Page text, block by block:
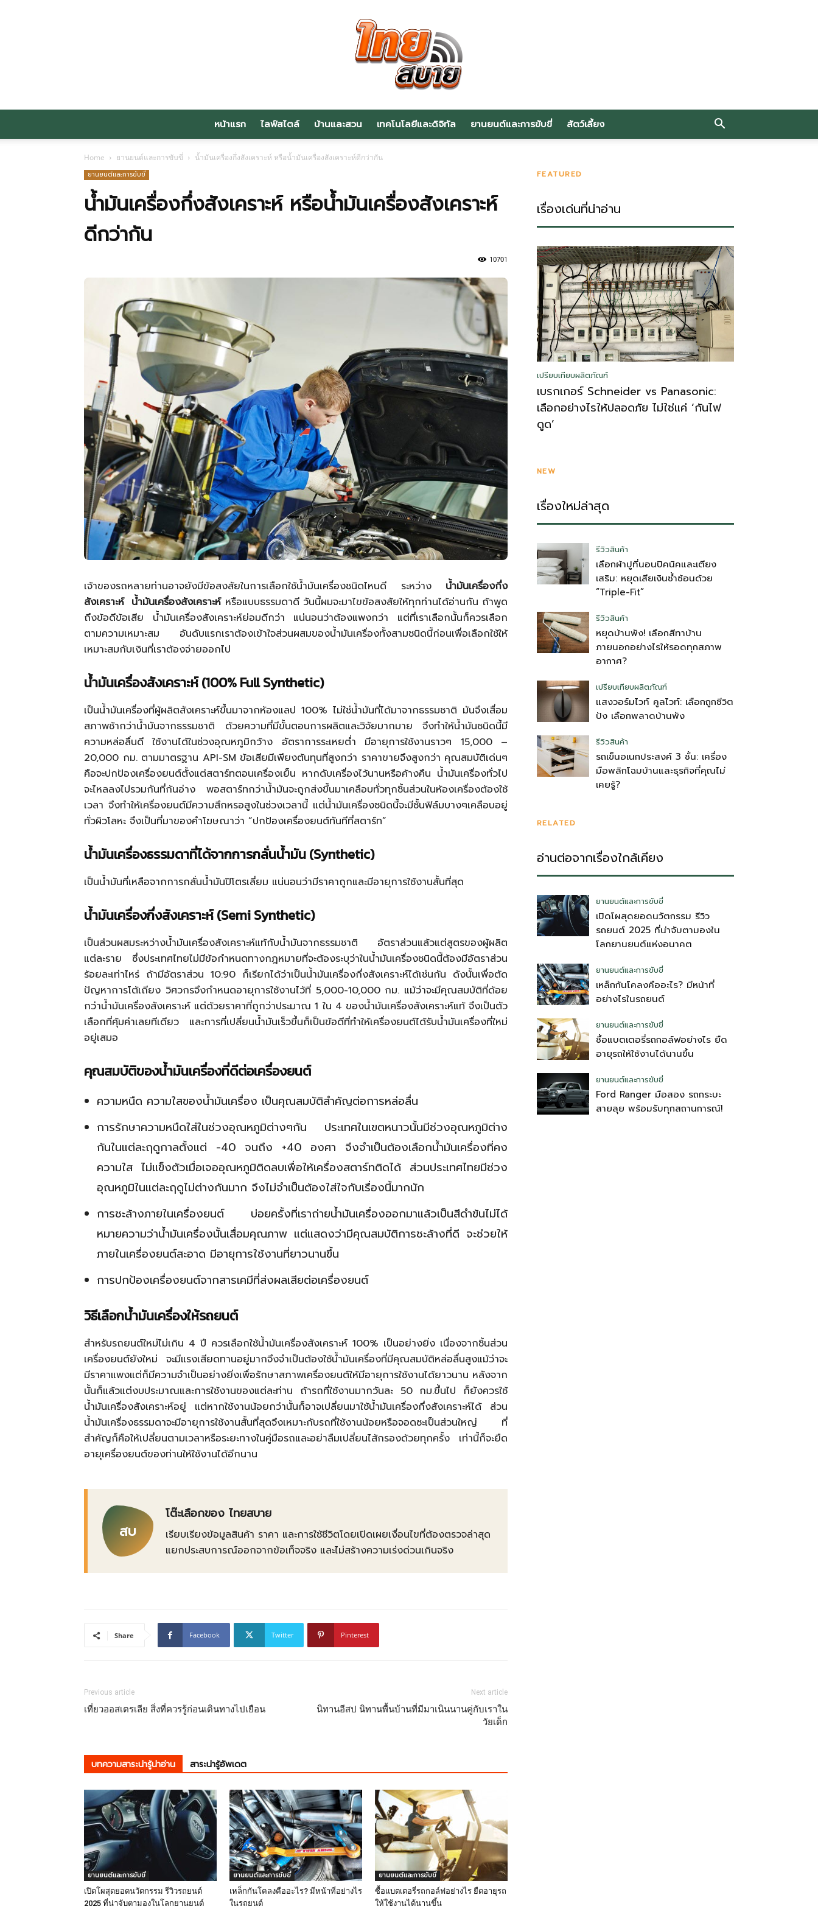
วา
ไร
ตี้
ไทย
สบาย(ดอท)คอม
หน้าแรก ไลฟ์สไตล์ บ้านและสวน เทคโนโลยีและดิจิทัล ยานยนต์และการขับขี่ สัตว์เลี้ยง
Home ยานยนต์และการขับขี่ น้ำมันเครื่องกึ่งสังเคราะห์ หรือน้ำมันเครื่องสังเคราะห์ดีกว่ากัน
ยานยนต์และการขับขี่
น้ำมันเครื่องกึ่งสังเคราะห์ หรือน้ำมันเครื่องสังเคราะห์
ดีกว่ากัน
10701
เจ้าของรถหลายท่านอาจยังมีข้อสงสัยในการเลือกใช้น้ำมันเครื่องชนิดไหนดี ระหว่าง น้ำมันเครื่องกึ่ง
สังเคราะห์ น้ำมันเครื่องสังเคราะห์หรือแบบธรรมดาดี วันนี้ผมจะมาไขข้อสงสัยให้ทุกท่านได้อ่านกัน ถ้าพูด
ถึงข้อดีข้อเสีย น้ำมันเครื่องสังเคราะห์ย่อมดีกว่า แน่นอนว่าต้องแพงกว่า แต่ที่เราเลือกนั้นก็ควรเลือก
ตามความเหมาะสม อันดับแรกเราต้องเข้าใจส่วนผสมของน้ำมันเครื่องทั้งสามชนิดนี้ก่อนเพื่อเลือกใช้ให้
เหมาะสมกับเงินที่เราต้องจ่ายออกไป
น้ำมันเครื่องสังเคราะห์ (100% Full Synthetic)
เป็นน้ำมันเครื่องที่ผู้ผลิตสังเคราะห์ขึ้นมาจากห้องแลป 100% ไม่ใช่น้ำมันที่ได้มาจากธรรมชาติ มันจึงเสื่อม
สภาพช้ากว่าน้ำมันจากธรรมชาติ ด้วยความที่มีขั้นตอนการผลิตและวิจัยมากมาย จึงทำให้น้ำมันชนิดนี้มี
ความหล่อลื่นดี ใช้งานได้ในช่วงอุณหภูมิกว้าง อัตราการระเหยต่ำ มีอายุการใช้งานราวๆ 15,000 –
20,000 กม. ตามมาตรฐาน API-SM ข้อเสียมีเพียงต้นทุนที่สูงกว่า ราคาขายจึงสูงกว่า คุณสมบัติเด่นๆ
คือจะปกป้องเครื่องยนต์ตั้งแต่สตาร์ทตอนเครื่องเย็น หากดับเครื่องไว้นานหรือค้างคืน น้ำมันเครื่องทั่วไป
จะไหลลงไปรวมกันที่ก้นอ่าง พอสตาร์ทกว่าน้ำมันจะถูกส่งขึ้นมาเคลือบทั่วทุกชิ้นส่วนในห้องเครื่องต้องใช้
เวลา จึงทำให้เครื่องยนต์มีความสึกหรอสูงในช่วงเวลานี้ แต่น้ำมันเครื่องชนิดนี้จะมีชั้นฟิล์มบางๆเคลือบอยู่
ทั่วผิวโลหะ จึงเป็นที่มาของคำโฆษณาว่า “ปกป้องเครื่องยนต์ทันทีที่สตาร์ท”
น้ำมันเครื่องธรรมดาที่ได้จากการกลั่นน้ำมัน (Synthetic)
เป็นน้ำมันที่เหลือจากการกลั่นน้ำมันปิโตรเลี่ยม แน่นอนว่ามีราคาถูกและมีอายุการใช้งานสั้นที่สุด
น้ำมันเครื่องกึ่งสังเคราะห์ (Semi Synthetic)
เป็นส่วนผสมระหว่างน้ำมันเครื่องสังเคราะห์แท้กับน้ำมันจากธรรมชาติ อัตราส่วนแล้วแต่สูตรของผู้ผลิต
แต่ละราย ซึ่งประเทศไทยไม่มีข้อกำหนดทางกฎหมายที่จะต้องระบุว่าในน้ำมันเครื่องชนิดนี้ต้องมีอัตราส่วน
ร้อยละเท่าไหร่ ถ้ามีอัตราส่วน 10:90 ก็เรียกได้ว่าเป็นน้ำมันเครื่องกึ่งสังเคราะห์ได้เช่นกัน ดังนั้นเพื่อตัด
ปัญหาการโต้เถียง วิศวกรจึงกำหนดอายุการใช้งานไว้ที่ 5,000-10,000 กม. แม้ว่าจะมีคุณสมบัติที่ด้อย
กว่าน้ำมันเครื่องสังเคราะห์ แต่ด้วยราคาที่ถูกว่าประมาณ 1 ใน 4 ของน้ำมันเครื่องสังเคราะห์แท้ จึงเป็นตัว
เลือกที่คุ้มค่าเลยทีเดียว และการที่เปลี่ยนน้ำมันเร็วขึ้นก็เป็นข้อดีที่ทำให้เครื่องยนต์ได้รับน้ำมันเครื่องที่ใหม่
อยู่เสมอ
คุณสมบัติของน้ำมันเครื่องที่ดีต่อเครื่องยนต์
ความหนืด ความใสของน้ำมันเครื่อง เป็นคุณสมบัติสำคัญต่อการหล่อลื่น
การรักษาความหนืดใส่ในช่วงอุณหภูมิต่างๆกัน ประเทศในเขตหนาวนั้นมีช่วงอุณหภูมิต่าง
กันในแต่ละฤดูกาลตั้งแต่ -40 จนถึง +40 องศา จึงจำเป็นต้องเลือกน้ำมันเครื่องที่คง
ความใส ไม่แข็งตัวเมื่อเจออุณหภูมิติดลบเพื่อให้เครื่องสตาร์ทติดได้ ส่วนประเทศไทยมีช่วง
อุณหภูมิในแต่ละฤดูไม่ต่างกันมาก จึงไม่จำเป็นต้องใส่ใจกับเรื่องนี้มากนัก
การชะล้างภายในเครื่องยนต์ บ่อยครั้งที่เราถ่ายน้ำมันเครื่องออกมาแล้วเป็นสีดำข้นไม่ได้
หมายความว่าน้ำมันเครื่องนั้นเสื่อมคุณภาพ แต่แสดงว่ามีคุณสมบัติการชะล้างที่ดี จะช่วยให้
ภายในเครื่องยนต์สะอาด มีอายุการใช้งานที่ยาวนานขึ้น
การปกป้องเครื่องยนต์จากสารเคมีที่ส่งผลเสียต่อเครื่องยนต์
วิธีเลือกน้ำมันเครื่องให้รถยนต์
สำหรับรถยนต์ใหม่ไม่เกิน 4 ปี ควรเลือกใช้น้ำมันเครื่องสังเคราะห์ 100% เป็นอย่างยิ่ง เนื่องจากชิ้นส่วน
เครื่องยนต์ยังใหม่ จะมีแรงเสียดทานอยู่มากจึงจำเป็นต้องใช้น้ำมันเครื่องที่มีคุณสมบัติหล่อลื่นสูงแม้ว่าจะ
มีราคาแพงแต่ก็มีความจำเป็นอย่างยิ่งเพื่อรักษาสภาพเครื่องยนต์ให้มีอายุการใช้งานได้ยาวนาน หลังจาก
นั้นก็แล้วแต่งบประมาณและการใช้งานของแต่ละท่าน ถ้ารถที่ใช้งานมากวันละ 50 กม.ขึ้นไป ก็ยังควรใช้
น้ำมันเครื่องสังเคราะห์อยู่ แต่หากใช้งานน้อยกว่านั้นก็อาจเปลี่ยนมาใช้น้ำมันเครื่องกึ่งสังเคราะห์ได้ ส่วน
น้ำมันเครื่องธรรมดาจะมีอายุการใช้งานสั้นที่สุดจึงเหมาะกับรถที่ใช้งานน้อยหรือจอดซะเป็นส่วนใหญ่ ที่
สำคัญก็คือให้เปลี่ยนตามเวลาหรือระยะทางในคู่มือรถและอย่าลืมเปลี่ยนไส้กรองด้วยทุกครั้ง เท่านี้ก็จะยืด
อายุเครื่องยนต์ของท่านให้ใช้งานได้อีกนาน
สบ
โต๊ะเลือกของ ไทยสบาย
เรียบเรียงข้อมูลสินค้า ราคา และการใช้ชีวิตโดยเปิดเผยเงื่อนไขที่ต้องตรวจล่าสุด
แยกประสบการณ์ออกจากข้อเท็จจริง และไม่สร้างความเร่งด่วนเกินจริง
Share Facebook Twitter Pinterest
Previous article
เที่ยวออสเตรเลีย สิ่งที่ควรรู้ก่อนเดินทางไปเยือน
Next article
นิทานอีสป นิทานพื้นบ้านที่มีมาเนินนานคู่กับเราใน
วัยเด็ก
บทความสาระน่ารู้น่าอ่าน สาระน่ารู้อัพเดต
ยานยนต์และการขับขี่
เปิดโผสุดยอดนวัตกรรม รีวิวรถยนต์
2025 ที่น่าจับตามองในโลกยานยนต์
ยานยนต์และการขับขี่
เหล็กกันโคลงคืออะไร? มีหน้าที่อย่างไร
ในรถยนต์
ยานยนต์และการขับขี่
ซื้อแบตเตอรี่รถกอล์ฟอย่างไร ยืดอายุรถ
ให้ใช้งานได้นานขึ้น
FEATURED
เรื่องเด่นที่น่าอ่าน
เปรียบเทียบผลิตภัณฑ์
เบรกเกอร์ Schneider vs Panasonic:
เลือกอย่างไรให้ปลอดภัย ไม่ใช่แค่ ‘กันไฟ
ดูด’
NEW
เรื่องใหม่ล่าสุด
รีวิวสินค้า
เลือกผ้าปูที่นอนปิคนิคและเตียง
เสริม: หยุดเสียเงินซ้ำซ้อนด้วย
“Triple-Fit”
รีวิวสินค้า
หยุดบ้านพัง! เลือกสีทาบ้าน
ภายนอกอย่างไรให้รอดทุกสภาพ
อากาศ?
เปรียบเทียบผลิตภัณฑ์
แสงวอร์มไวท์ คูลไวท์: เลือกถูกชีวิต
ปัง เลือกพลาดบ้านพัง
รีวิวสินค้า
รถเข็นอเนกประสงค์ 3 ชั้น: เครื่อง
มือพลิกโฉมบ้านและธุรกิจที่คุณไม่
เคยรู้?
RELATED
อ่านต่อจากเรื่องใกล้เคียง
ยานยนต์และการขับขี่
เปิดโผสุดยอดนวัตกรรม รีวิว
รถยนต์ 2025 ที่น่าจับตามองใน
โลกยานยนต์แห่งอนาคต
ยานยนต์และการขับขี่
เหล็กกันโคลงคืออะไร? มีหน้าที่
อย่างไรในรถยนต์
ยานยนต์และการขับขี่
ซื้อแบตเตอรี่รถกอล์ฟอย่างไร ยืด
อายุรถให้ใช้งานได้นานขึ้น
ยานยนต์และการขับขี่
Ford Ranger มือสอง รถกระบะ
สายลุย พร้อมรับทุกสถานการณ์!